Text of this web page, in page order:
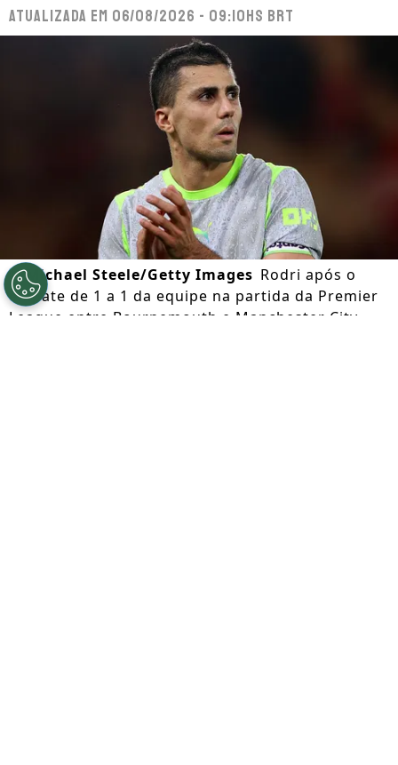
Atualizada em 06/08/2026 - 09:10hs BRT
©Michael Steele/Getty Images Rodri após o
empate de 1 a 1 da equipe na partida da Premier
League entre Bournemouth e Manchester City.